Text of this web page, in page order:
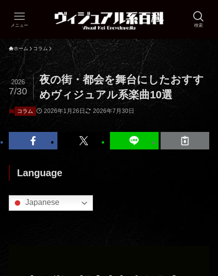
検索
メニュー
ホーム コラム
夜の街・都会を舞台にしたおすす
めヴィジュアル系楽曲10選
2026
7/30
コラム 2026年1月26日 2026年7月30日
Language
Japanese